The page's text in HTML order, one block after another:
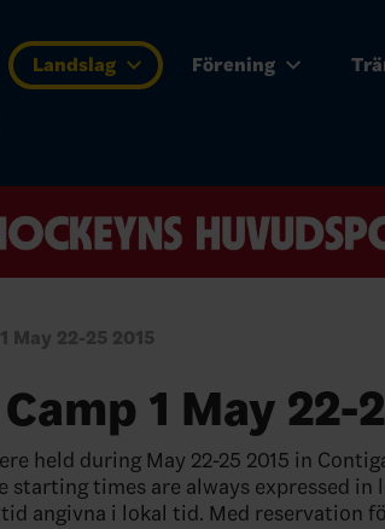
Landslag Förening
May 22-25 2015
1 May 22-
held during May 22-25 2015 in
starting times are always expressed in
angivna i lokal tid. Med reservation